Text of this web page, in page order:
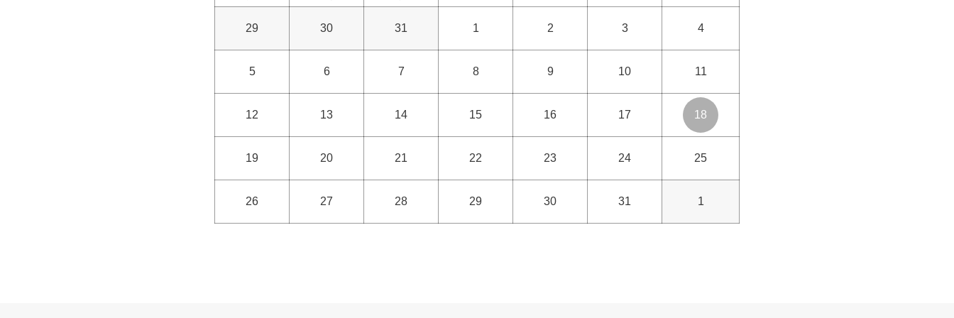
29 30 31 1 2 3 4
5 6 7 8 9 10 11
12 13 14 15 16 17 18
19 20 21 22 23 24 25
26 27 28 29 30 31 1